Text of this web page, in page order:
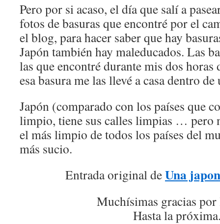
Pero por si acaso, el día que salí a
fotos de basuras que encontré por el
el blog, para hacer saber que hay
Japón también hay maleducados. Las
las que encontré durante mis dos
esa basura me las llevé a casa dentro
Japón (comparado con los países que
limpio, tiene sus calles limpias … pero
el más limpio de todos los países del
más sucio.
Entrada original deUna
Muchísimas gracias por
Hasta la